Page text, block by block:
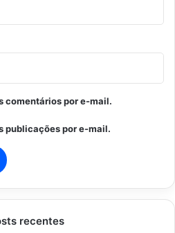
comentários por e-mail.
publicações por e-mail.
recentes